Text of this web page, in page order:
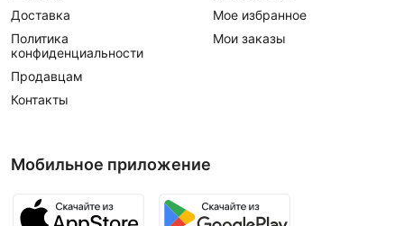
Доставка
Политика
конфиденциальности
Продавцам
Контакты
Мое избранное
Мои заказы
Мобильное приложение